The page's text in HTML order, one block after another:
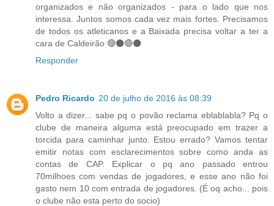
organizados e não organizados - para o lado que nos
interessa. Juntos somos cada vez mais fortes. Precisamos
de todos os atleticanos e a Baixada precisa voltar a ter a
cara de Caldeirão 🔴⚫️🔴⚫️
Responder
Pedro Ricardo 20 de julho de 2016 às 08:39
Volto a dizer... sabe pq o povão reclama eblablabla? Pq o
clube de maneira alguma está preocupado em trazer a
torcida para caminhar junto. Estou errado? Vamos tentar
emitir notas com esclarecimentos sobre como anda as
contas de CAP. Explicar o pq ano passado entrou
70milhoes com vendas de jogadores, e esse ano não foi
gasto nem 10 com entrada de jogadores. (É oq acho... pois
o clube não esta perto do socio)